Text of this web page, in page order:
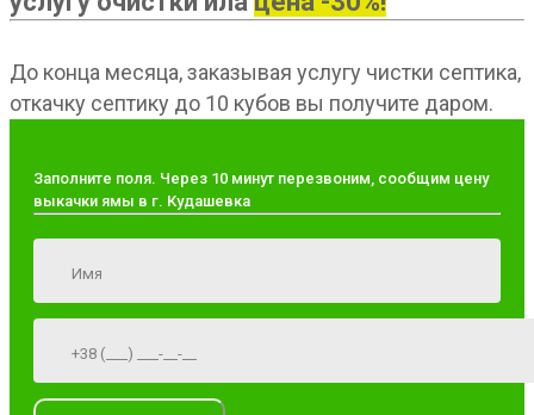
До конца месяца, заказывая услугу чистки септика,
откачку септику до 10 кубов вы получите даром.
Заполните поля. Через 10 минут перезвоним, сообщим цену
выкачки ямы в г. Кудашевка